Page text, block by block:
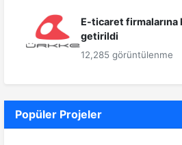
E-ticaret firmalarına
getirildi
12,285 görüntülenme
Popüler Projeler